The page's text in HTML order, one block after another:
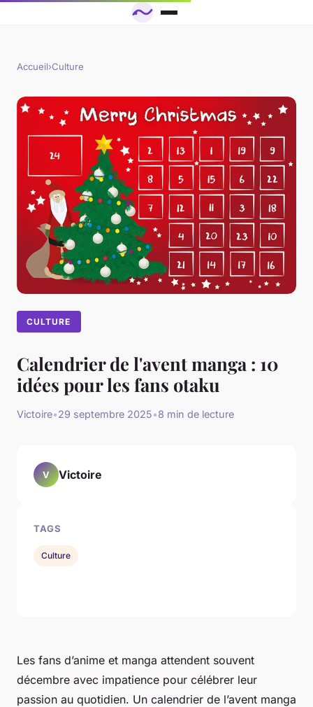
Accueil›Culture
CULTURE
Calendrier de l'avent manga : 10
idées pour les fans otaku
Victoire•29 septembre 2025•8 min de lecture
Les fans d’anime et manga attendent souvent
décembre avec impatience pour célébrer leur
passion au quotidien. Un calendrier de l’avent manga
V Victoire
TAGS
Culture